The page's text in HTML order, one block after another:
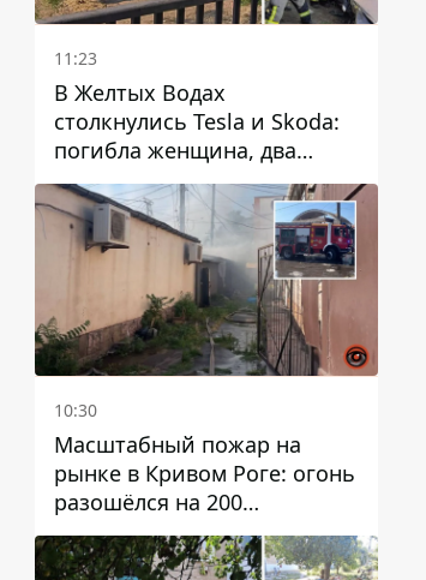
11:23
В Желтых Водах
столкнулись Tesla и Skoda:
погибла женщина, два
человека пострадали
10:30
Масштабный пожар на
рынке в Кривом Роге: огонь
разошёлся на 200
квадратных метров